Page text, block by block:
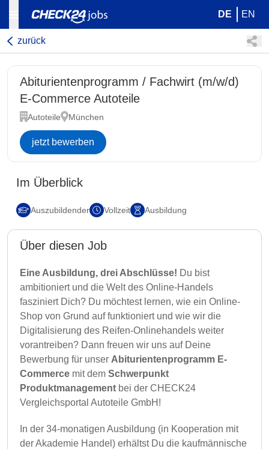
DE EN
zurück
Abiturientenprogramm / Fachwirt (m/w/d)
E-Commerce Autoteile
Autoteile München
jetzt bewerben
Im Überblick
Auszubildender Vollzeit Ausbildung
Über diesen Job
Eine Ausbildung, drei Abschlüsse! Du bist
ambitioniert und die Welt des Online-Handels
fasziniert Dich? Du möchtest lernen, wie ein Online-
Shop von Grund auf funktioniert und wie wir die
Digitalisierung des Reifen-Onlinehandels weiter
vorantreiben? Dann freuen wir uns auf Deine
Bewerbung für unser Abiturientenprogramm E-
Commerce mit dem Schwerpunkt
Produktmanagement bei der CHECK24
Vergleichsportal Autoteile GmbH!
In der 34-monatigen Ausbildung (in Kooperation mit
der Akademie Handel) erhältst Du die kaufmännische